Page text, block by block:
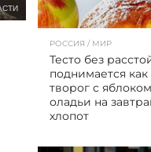
РОССИЯ / МИР
Тесто без
поднимается
творог с
оладьи на
хлопот